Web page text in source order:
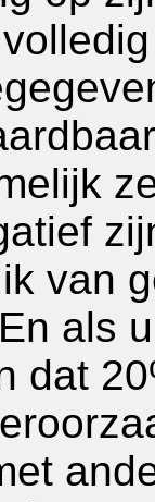
van
als
dat